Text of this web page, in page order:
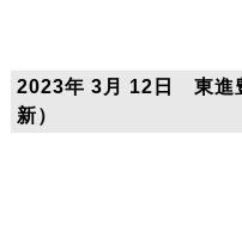
2023年 3月 12日 東進
新）